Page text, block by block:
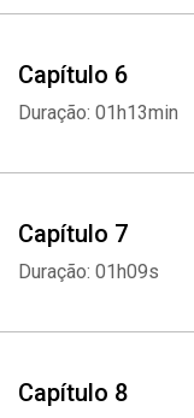
Capítulo 6
Duração: 01h13min
Capítulo 7
Duração: 01h09s
Capítulo 8